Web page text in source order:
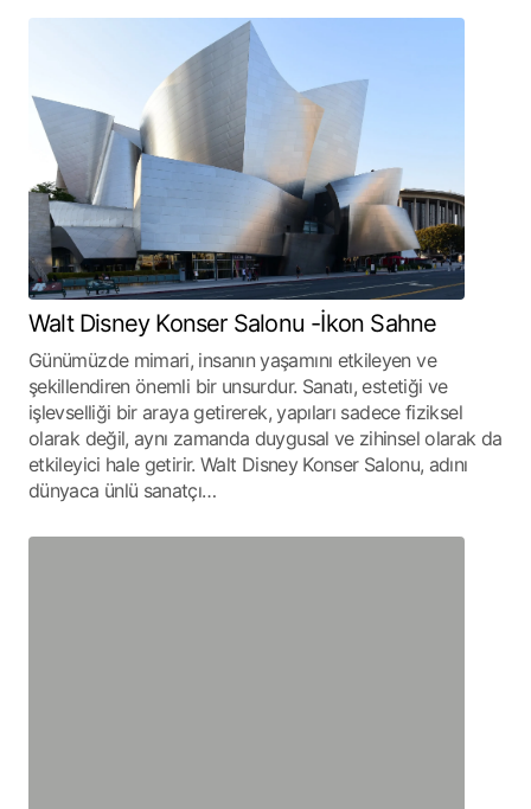
Walt Disney Konser Salonu -İkon Sahne
Günümüzde mimari, insanın yaşamını etkileyen ve
şekillendiren önemli bir unsurdur. Sanatı, estetiği ve
işlevselliği bir araya getirerek, yapıları sadece fiziksel
olarak değil, aynı zamanda duygusal ve zihinsel olarak da
etkileyici hale getirir. Walt Disney Konser Salonu, adını
dünyaca ünlü sanatçı…